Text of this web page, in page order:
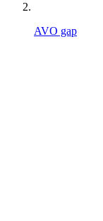
AVO gap